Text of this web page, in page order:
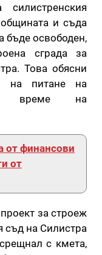
и съда
бъде освободен,
сграда за
Това обясни
на питане на
време на
от финансови
от
за строеж
съд на Силистра
с кмета,